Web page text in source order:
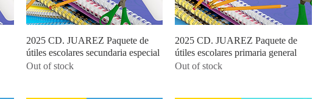
Quick View
2025 CD. JUAREZ Paquete de
útiles escolares secundaria especial
Out of stock
Quick View
2025 CD. JUAREZ Paquete de
útiles escolares primaria general
Out of stock